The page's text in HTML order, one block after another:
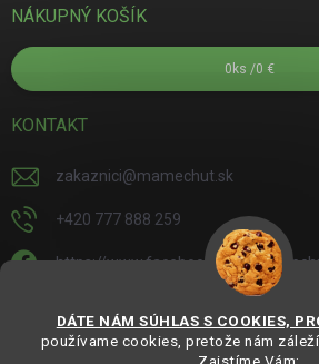
DÁTE NÁM SÚHLAS S COOKIES,
používame cookies, pretože nám
NÁKUPNÝ KOŠÍK
0 ks /0 €
KONTAKT
zakaznici@mamechut.sk
+420 777 888 259
https://www.facebook.com/
https://www.youtube.com/